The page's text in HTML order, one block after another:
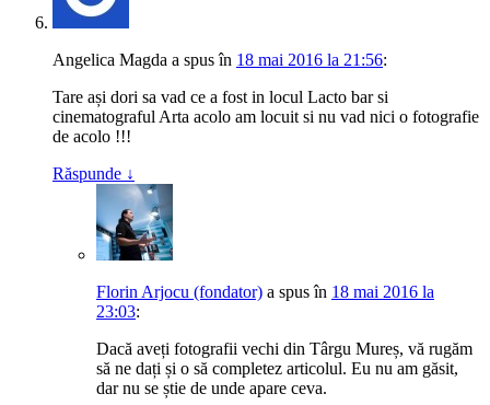
Angelica Magda a spusîn 18 mai 2016 la 21:56:
Tare ași dori sa vad ce a fost in locul Lacto bar si
cinematograful Arta acolo am locuit si nu vad nici o fotografie
de acolo !!!
Răspunde ↓
Florin Arjocu (fondator) a spusîn 18 mai 2016 la
23:03:
Dacă aveți fotografii vechi din Târgu Mureș, vă rugăm
să ne dați și o să completez articolul. Eu nu am găsit,
dar nu se știe de unde apare ceva.